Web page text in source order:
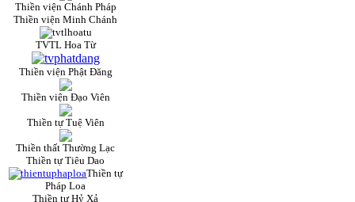
Thiền viện Chánh Pháp
Thiền viện Minh Chánh
TVTL Hoa Từ
Thiền viện Phật Đăng
Thiền viện Đạo Viên
Thiền tự Tuệ Viên
Thiền thất Thường Lạc
Thiền tự Tiêu Dao
Thiền tự
Pháp Loa
Thiền tự Hỷ Xả